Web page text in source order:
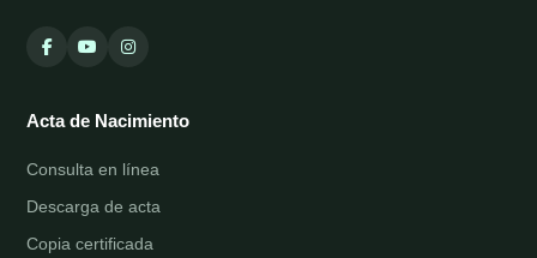
Acta de Nacimiento
Consulta en línea
Descarga de acta
Copia certificada